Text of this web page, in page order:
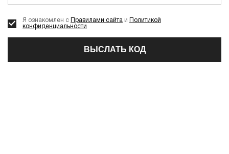
Я ознакомлен с Правилами сайта и
Политикой
конфиденциальности
ВЫСЛАТЬ КОД